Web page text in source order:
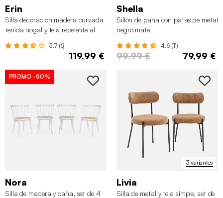
Erin
Silla decoración madera curvada
teñida nogal y tela repelente al
3.7 (6)
119,99 €
Shella
Sillón de pana con patas de metal
negro mate
4.6 (11)
99,99 € 79,99 €
PROMO -50%
Nora
Silla de madera y caña, set de 4
3 variantes
Livia
Silla de metal y tela simple, set de